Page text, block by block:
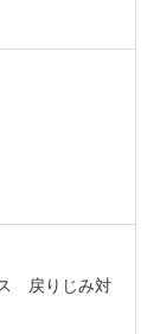
戻りじみ対